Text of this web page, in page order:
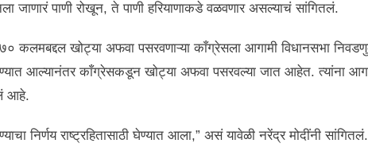
जाणारं पाणी रोखून, ते पाणी हरियाणाकडे वळवणार असल्याचं सांगितलं.
कलमबद्दल खोट्या अफवा पसरवणाऱ्या काँग्रेसला आगामी विधानसभा
आल्यानंतर काँग्रेसकडून खोट्या अफवा पसरवल्या जात आहेत. त्यांना
आहे.
निर्णय राष्ट्रहितासाठी घेण्यात आला,” असं यावेळी नरेंद्र मोदींनी सांगितलं.